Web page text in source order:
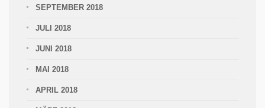
SEPTEMBER 2018
JULI 2018
JUNI 2018
MAI 2018
APRIL 2018